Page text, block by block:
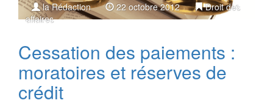
la Rédaction 22 octobre 2012
Droit des
affaires
Cessation des paiements :
moratoires et réserves de
crédit